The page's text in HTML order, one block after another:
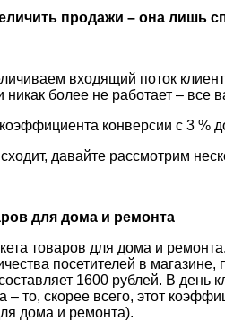
продажи – она лишь
входящий поток
никак более не работает –
конверсии с 3 %
давайте рассмотрим
для дома и ремонта
товаров для дома и
посетителей в
1600 рублей. В
– то, скорее всего, этот
дома и ремонта).